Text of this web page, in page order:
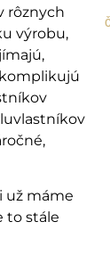
rôznych
výrobu,
už máme
to stále